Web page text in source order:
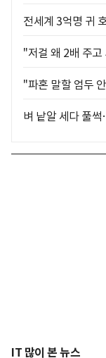
전세계 3억명 귀
"저걸 왜 2배 주
"파혼 말할 엄두
벼 낱알 세다 풀
IT 많이 본 뉴스